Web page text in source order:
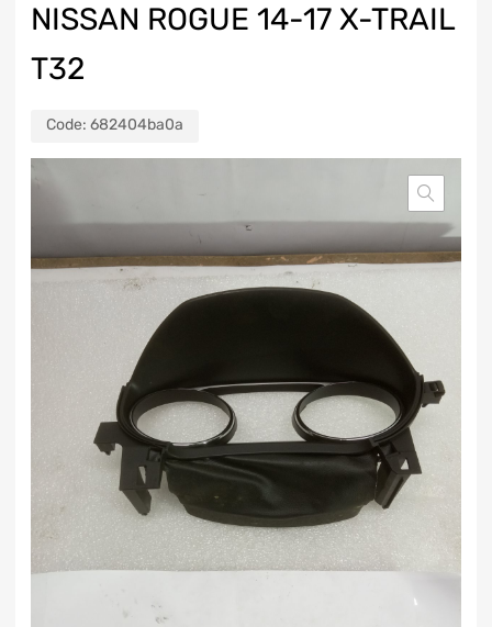
NISSAN ROGUE 14-17 X-TRAIL
T32
Code: 682404ba0a